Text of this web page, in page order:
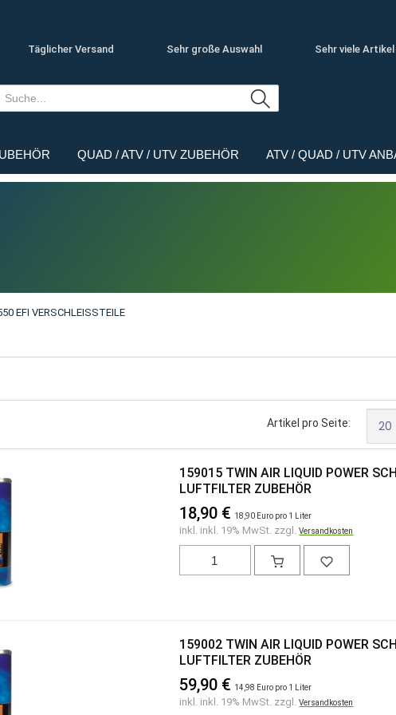
Täglicher Versand Sehr große Auswahl Sehr viele
QUAD / ATV / UTV ZUBEHÖR ATV / QUAD / UTV
EFI VERSCHLEISSTEILE
Artikel pro Seite:
159015 TWIN AIR LIQUID POWER
LUFTFILTER ZUBEHÖR
18,90 € 18,90 Euro pro 1 Liter
inkl. inkl. 19% MwSt. zzgl.Versandkosten
159002 TWIN AIR LIQUID POWER
LUFTFILTER ZUBEHÖR
59,90 € 14,98 Euro pro 1 Liter
inkl. inkl. 19% MwSt. zzgl.Versandkosten